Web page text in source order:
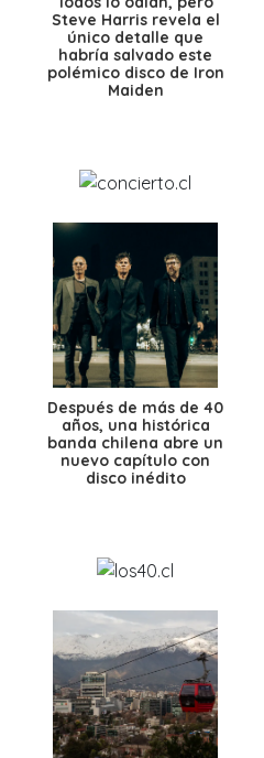
Steve Harris revela el
único detalle que
habría salvado este
polémico disco de Iron
Maiden
Después de más de 40
años, una histórica
banda chilena abre un
nuevo capítulo con
disco inédito